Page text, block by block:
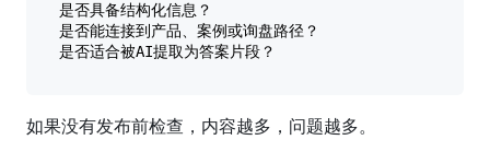
是否具备结构化信息？
是否能连接到产品、案例或询盘路径？
如果没有发布前检查，内容越多，问题越多。